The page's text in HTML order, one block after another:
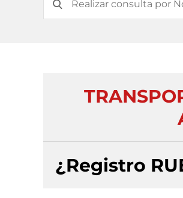
¿Registro